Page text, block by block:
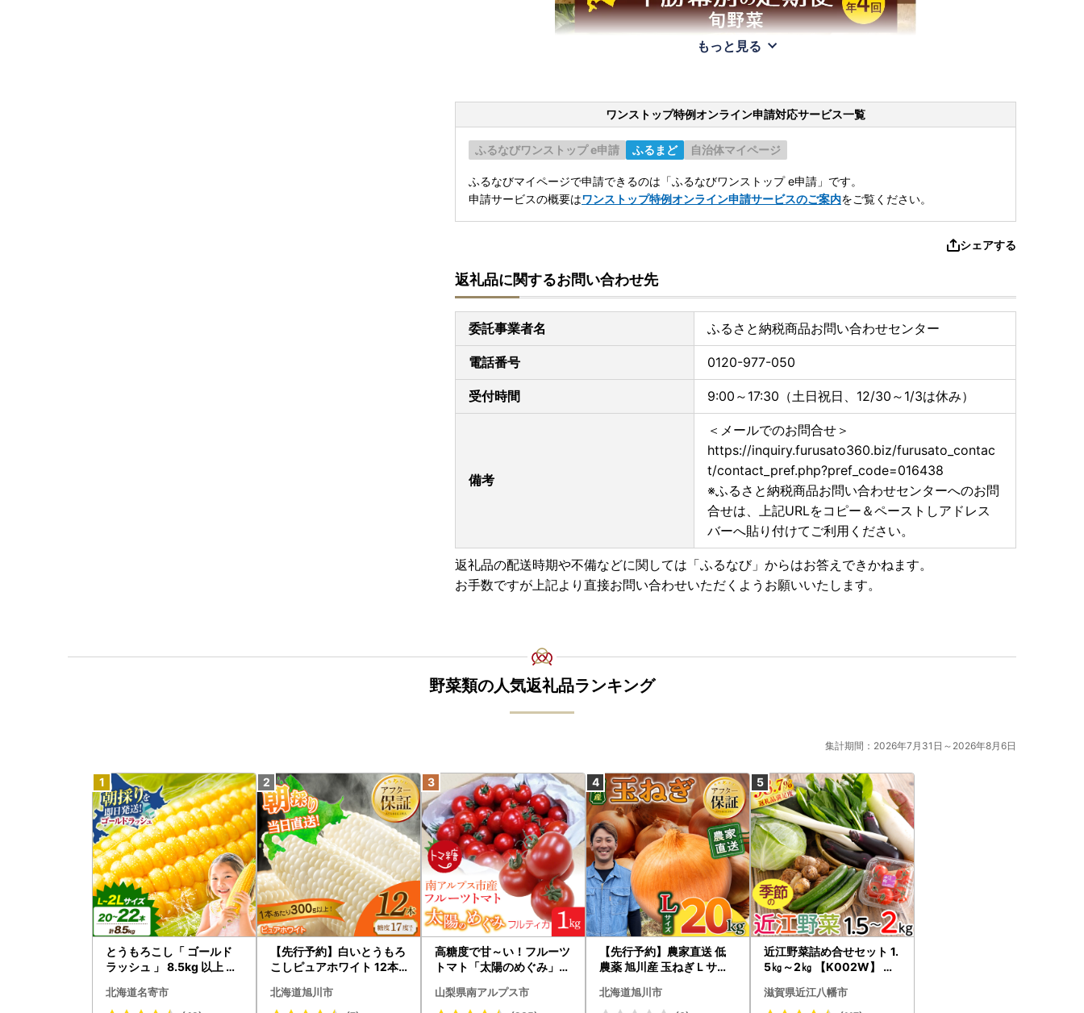
もっと見る
ワンストップ特例オンライン申請対応サービス一覧
ふるなびワンストップ e申請 ふるまど 自治体マイページ
ふるなびマイページで申請できるのは「ふるなびワンストップ e申請」です。
申請サービスの概要はワンストップ特例オンライン申請サービスのご案内をご覧ください。
シェアする
返礼品に関するお問い合わせ先
委託事業者名 ふるさと納税商品お問い合わせセンター
電話番号 0120-977-050
受付時間 9:00～17:30（土日祝日、12/30～1/3は休み）
備考
＜メールでのお問合せ＞
https://inquiry.furusato360.biz/furusato_contac
t/contact_pref.php?pref_code=016438
※ふるさと納税商品お問い合わせセンターへのお問
合せは、上記URLをコピー＆ペーストしアドレス
バーへ貼り付けてご利用ください。
返礼品の配送時期や不備などに関しては「ふるなび」からはお答えできかねます。
お手数ですが上記より直接お問い合わせいただくようお願いいたします。
野菜類の人気返礼品ランキング
集計期間：2026年7月31日～2026年8月6日
とうもろこし「 ゴールド
ラッシュ 」 8.5kg 以上 北
北海道名寄市
【先行予約】白いとうもろ
こしピュアホワイト 12本
ら発送開始） とうもろこ
北海道旭川市
高糖度で甘～い！フルーツ
トマト「太陽のめぐみ」1k
すめ 産地直送 新鮮 フレッ
山梨県南アルプス市
【先行予約】農家直送 低
農薬 旭川産 玉ねぎＬサイ
開始予定)_ | 玉ねぎ 0593
北海道旭川市
近江野菜詰め合せセット 1.
5㎏～2㎏ 【K002W】 野
滋賀県近江八幡市